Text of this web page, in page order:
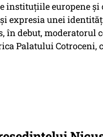
instituţiile europene şi
expresia unei
în debut, moderatorul
Palatului Cotroceni,